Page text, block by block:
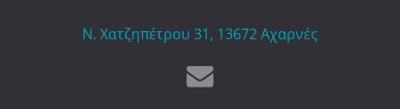
Ν. Χατζηπέτρου 31, 13672 Αχαρνές